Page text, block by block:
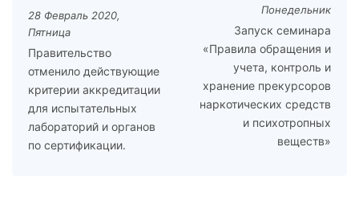
28 Февраль 2020,
Пятница
Правительство
отменило действующие
критерии аккредитации
для испытательных
лабораторий и органов
по сертификации.
Понедельник
Запуск семинара
«Правила обращения и
учета, контроль и
хранение прекурсоров
наркотических средств
и психотропных
веществ»